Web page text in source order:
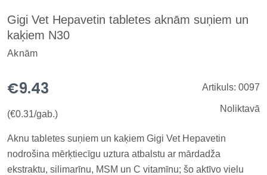
Gigi Vet Hepavetin tabletes aknām suņiem un
kaķiem N30
Aknām
€9.43
(€0.31/gab.)
Artikuls: 0097
Noliktavā
Aknu tabletes suņiem un kaķiem Gigi Vet Hepavetin
nodrošina mērķtiecīgu uztura atbalstu ar mārdadža
ekstraktu, silimarīnu, MSM un C vitamīnu; šo aktīvo vielu